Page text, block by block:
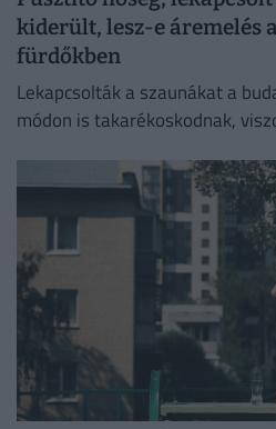
kiderült, lesz-e áremelés
fürdőkben
Lekapcsolták a szaunákat a
módon is takarékoskodnak,